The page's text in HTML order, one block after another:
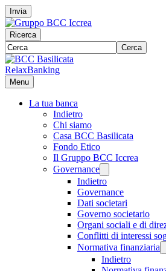
Invia
Ricerca
Cerca
RelaxBanking
Menu
La tua banca
Indietro
Chi siamo
Casa BCC Basilicata
Fondo Etico
Il Gruppo BCC Iccrea
Governance
Indietro
Governance
Dati societari
Governo societario
Organi sociali e di
Conflitti di interessi
Normativa finanziaria
Indietro